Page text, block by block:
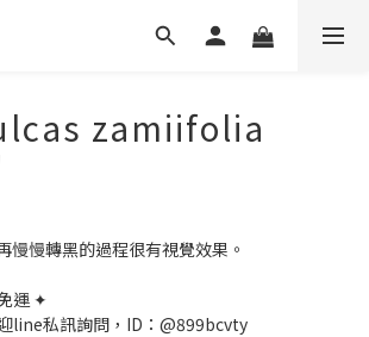
zamiifolia
慢慢轉黑的過程很有視覺效果。
運 ✦
line私訊詢問，ID：@899bcvty